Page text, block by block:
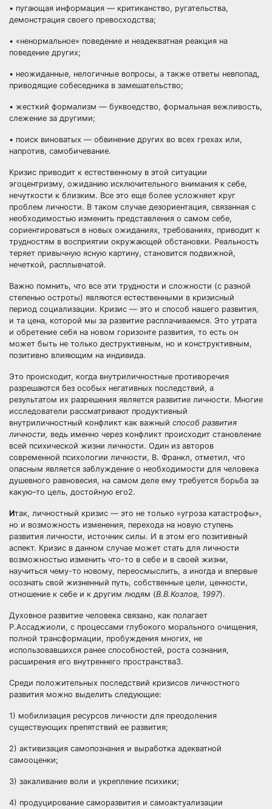
• пугающая информация — критиканство, ругательства,
демонстрация своего превосходства;
• «ненормальное» поведение и неадекватная реакция на
поведение других;
• неожиданные, нелогичные вопросы, а также ответы невпопад,
приводящие собеседника в замешательство;
• жесткий формализм — буквоедство, формальная вежливость,
слежение за другими;
• поиск виноватых — обвинение других во всех грехах или,
напротив, самобичевание.
Кризис приводит к естественному в этой ситуации
эгоцентризму, ожиданию исключительного внимания к себе,
нечуткости к близким. Все это еще более усложняет круг
проблем личности. В таком случае дезориентация, связанная с
необходимостью изменить представления о самом себе,
сориентироваться в новых ожиданиях, требованиях, приводит к
трудностям в восприятии окружающей обстановки. Реальность
теряет привычную ясную картину, становится подвижной,
нечеткой, расплывчатой.
Важно помнить, что все эти трудности и сложности (с разной
степенью остроты) являются естественными в кризисный
период социализации. Кризис — это и способ нашего развития,
и та цена, которой мы за развитие расплачиваемся. Это утрата
и обретение себя на новом горизонте развития, то есть он
может быть не только деструктивным, но и конструктивным,
позитивно влияющим на индивида.
Это происходит, когда внутриличностные противоречия
разрешаются без особых негативных последствий, а
результатом их разрешения является развитие личности. Многие
исследователи рассматривают продуктивный
внутриличностный конфликт как важный способ развития
личности, ведь именно через конфликт происходит становление
всей психической жизни личности. Один из авторов
современной психологии личности, В. Франкл, отметил, что
опасным является заблуждение о необходимости для человека
душевного равновесия, на самом деле ему требуется борьба за
какую–то цель, достойную его2.
Итак, личностный кризис — это не только «угроза катастрофы»,
но и возможность изменения, перехода на новую ступень
развития личности, источник силы. И в этом его позитивный
аспект. Кризис в данном случае может стать для личности
возможностью изменить что-то в себе и в своей жизни,
научиться чему-то новому, переосмыслить, а иногда и впервые
осознать свой жизненный путь, собственные цели, ценности,
отношение к себе и к другим людям (В.В.Козлов, 1997).
Духовное развитие человека связано, как полагает
Р.Ассаджиоли, с процессами глубокого морального очищения,
полной трансформации, пробуждения многих, не
использовавшихся ранее способностей, роста сознания,
расширения его внутреннего пространства3.
Среди положительных последствий кризисов личностного
развития можно выделить следующие:
1) мобилизация ресурсов личности для преодоления
существующих препятствий ее развития;
2) активизация самопознания и выработка адекватной
самооценки;
3) закаливание воли и укрепление психики;
4) продуцирование саморазвития и самоактуализации